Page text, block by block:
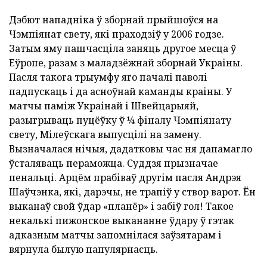
Дэбют нападніка ў зборнай прыйшоўся на
Чэмпіянат свету, які праходзіў у 2006 годзе.
Затым яму пашчасціла заняць другое месца ў
Еўропе, разам з маладзёжнай зборнай Украіны.
Пасля такога трыумфу яго пачалі паволі
падпускаць і да асноўнай каманды краіны. У
матчы паміж Украінай і Швейцарыяй,
разыгрываць пуцёўку ў ¼ фіналу Чэмпіянату
свету, Мілеўскага выпусцілі на замену.
Вызначалася нічыя, дадатковы час ня дапамагло
ўсталяваць пераможца. Суддзя прызначае
пенальці. Арцём прабіваў другім пасля Андрэя
Шаўчэнка, які, дарэчы, не трапіў у створ варот. Ён
выканаў свой ўдар «планёр» і забіў гол! Такое
некалькі пижонское выкананне ўдару ў гэтак
адказным матчы запомнілася заўзятарам і
вярнула былую папулярнасць.